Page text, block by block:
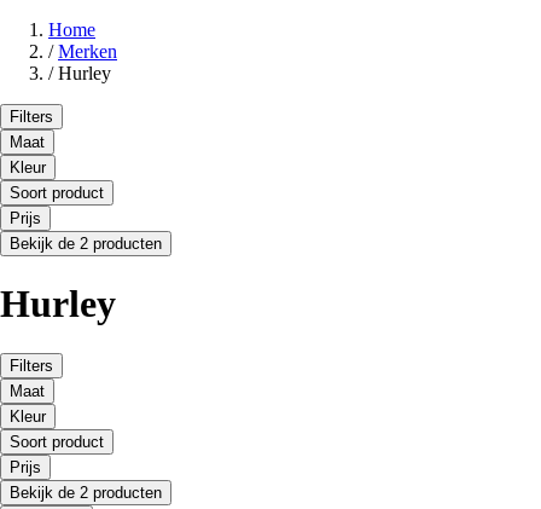
Home
/ Merken
/ Hurley
Filters
Maat
Kleur
Soort product
Prijs
Bekijk de 2 producten
Hurley
Filters
Maat
Kleur
Soort product
Prijs
Bekijk de 2 producten